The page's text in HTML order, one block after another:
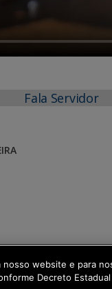
Fala Servidor
website e para
Decreto